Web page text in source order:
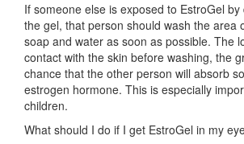
If someone else is exposed to EstroGel
the gel, that person should wash the area
soap and water as soon as possible. The
contact with the skin before washing, the
chance that the other person will absorb
estrogen hormone. This is especially
children.
What should I do if I get EstroGel in my